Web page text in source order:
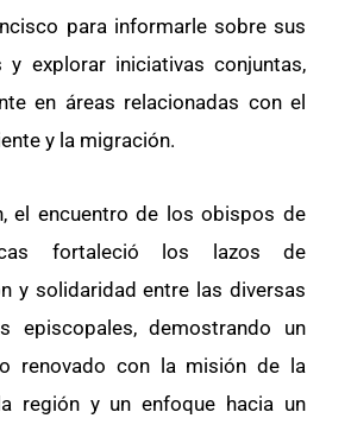
para informarle sobre sus
y explorar iniciativas conjuntas,
en áreas relacionadas con el
y la migración.
el encuentro de los obispos de
fortaleció los lazos de
y solidaridad entre las diversas
episcopales, demostrando un
renovado con la misión de la
región y un enfoque hacia un